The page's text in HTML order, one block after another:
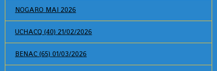
NOGARO MAI 2026
UCHACQ (40) 21/02/2026
BENAC (65) 01/03/2026